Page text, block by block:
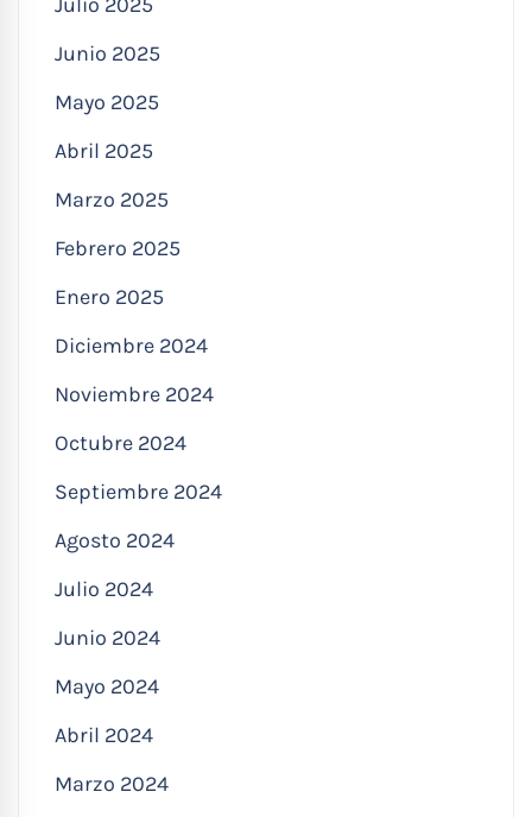
Junio 2025
Mayo 2025
Abril 2025
Marzo 2025
Febrero 2025
Enero 2025
Diciembre 2024
Noviembre 2024
Octubre 2024
Septiembre 2024
Agosto 2024
Julio 2024
Junio 2024
Mayo 2024
Abril 2024
Marzo 2024